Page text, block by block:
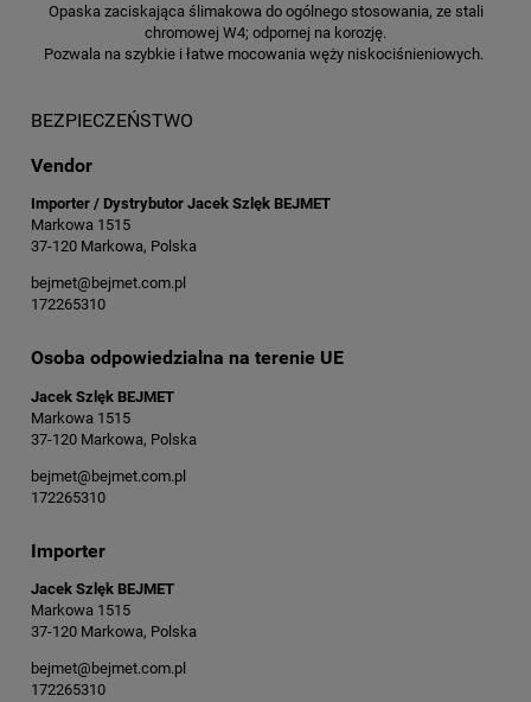
Opaska zaciskająca ślimakowa do ogólnego stosowania, ze stali
chromowej W4; odpornej na korozję.
Pozwala na szybkie i łatwe mocowania węży niskociśnieniowych.
BEZPIECZEŃSTWO
Vendor
Importer / Dystrybutor Jacek Szlęk BEJMET
Markowa 1515
37-120 Markowa, Polska
bejmet@bejmet.com.pl
172265310
Osoba odpowiedzialna na terenie UE
Jacek Szlęk BEJMET
Markowa 1515
37-120 Markowa, Polska
bejmet@bejmet.com.pl
172265310
Importer
Jacek Szlęk BEJMET
Markowa 1515
37-120 Markowa, Polska
bejmet@bejmet.com.pl
172265310